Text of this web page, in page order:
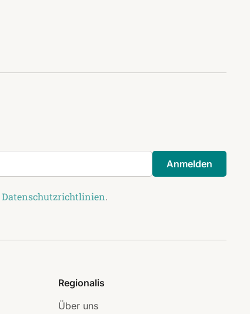
Anmelden
Datenschutzrichtlinien.
Regionalis
Über uns